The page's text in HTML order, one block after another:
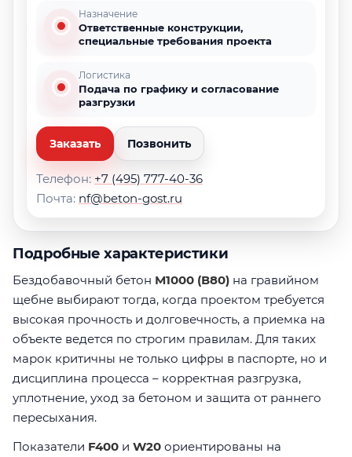
Назначение
Ответственные конструкции,
специальные требования проекта
Логистика
Подача по графику и согласование
разгрузки
Заказать Позвонить
Телефон: +7 (495) 777-40-36
Почта: nf@beton-gost.ru
Подробные характеристики
Бездобавочный бетон М1000 (В80) на гравийном
щебне выбирают тогда, когда проектом требуется
высокая прочность и долговечность, а приемка на
объекте ведется по строгим правилам. Для таких
марок критичны не только цифры в паспорте, но и
дисциплина процесса – корректная разгрузка,
уплотнение, уход за бетоном и защита от раннего
пересыхания.
Показатели F400 и W20 ориентированы на